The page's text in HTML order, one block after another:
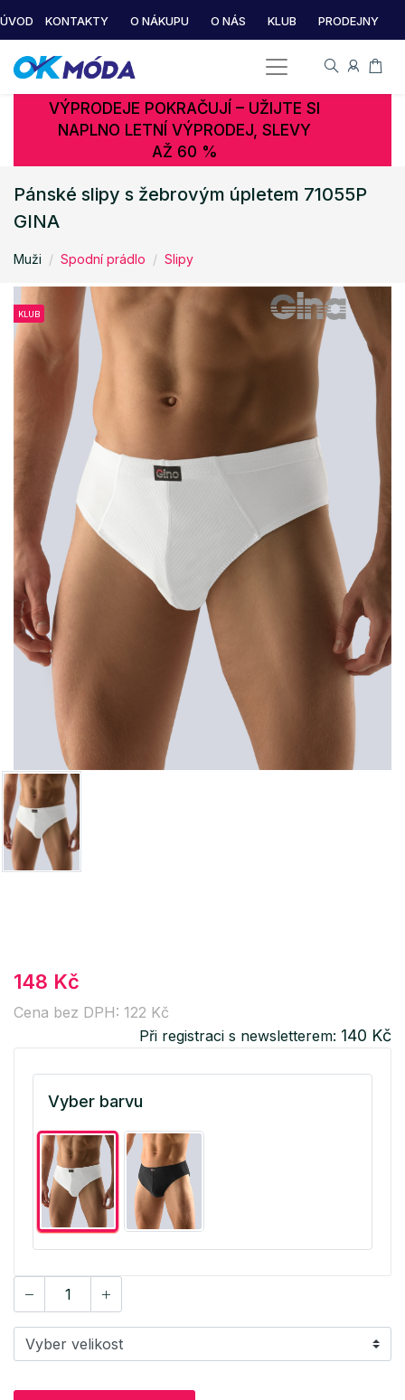
ÚVOD KONTAKTY O NÁKUPU O NÁS KLUB PRODEJNY
VÝPRODEJE POKRAČUJÍ – UŽIJTE SI
NAPLNO LETNÍ VÝPRODEJ, SLEVY
AŽ 60 %
Pánské slipy s žebrovým úpletem 71055P
GINA
Muži Spodní prádlo Slipy
KLUB
148 Kč
Cena bez DPH: 122 Kč
Při registraci s newsletterem: 140 Kč
Vyber barvu